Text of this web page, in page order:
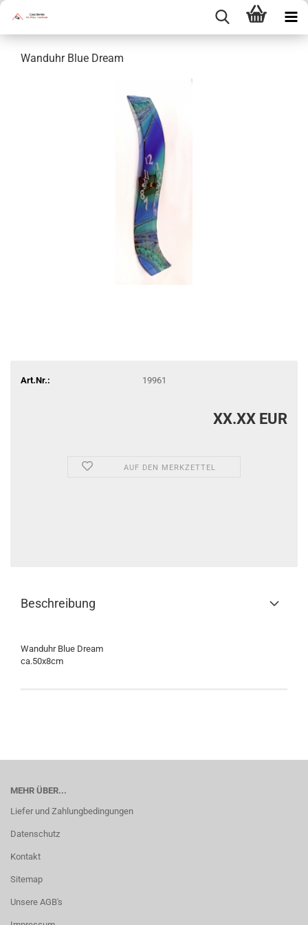
Wanduhr Blue Dream
Art.Nr.: 19961
XX.XX EUR
AUF DEN MERKZETTEL
Beschreibung
Wanduhr Blue Dream
ca.50x8cm
MEHR ÜBER...
Liefer und Zahlungbedingungen
Datenschutz
Kontakt
Sitemap
Unsere AGB's